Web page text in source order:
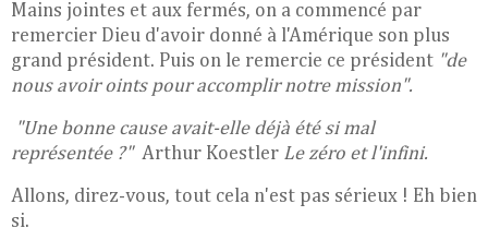
Mains jointes et aux fermés, on a commencé par
remercier Dieu d'avoir donné à l'Amérique son plus
grand président. Puis on le remercie ce président "de
nous avoir oints pour accomplir notre mission".
"Une bonne cause avait-elle déjà été si mal
représentée ?" Arthur Koestler Le zéro et l'infini.
Allons, direz-vous, tout cela n'est pas sérieux ! Eh bien
si.